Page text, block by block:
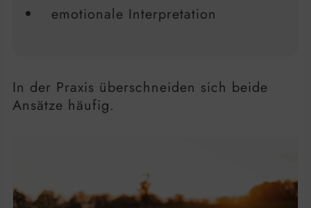
emotionale Interpretation
In der Praxis überschneiden sich beide
Ansätze häufig.